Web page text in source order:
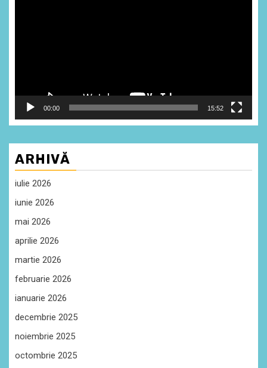
00:00 15:52
ARHIVĂ
iulie 2026
iunie 2026
mai 2026
aprilie 2026
martie 2026
februarie 2026
ianuarie 2026
decembrie 2025
noiembrie 2025
octombrie 2025